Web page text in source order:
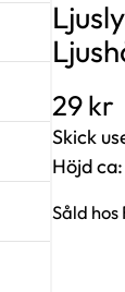
29kr
Skick
Höjd
Såld hos